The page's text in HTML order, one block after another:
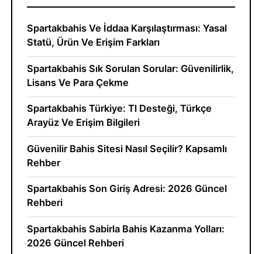
Spartakbahis Ve İddaa Karşılaştırması: Yasal
Statü, Ürün Ve Erişim Farkları
Spartakbahis Sık Sorulan Sorular: Güvenilirlik,
Lisans Ve Para Çekme
Spartakbahis Türkiye: Tl Desteği, Türkçe
Arayüz Ve Erişim Bilgileri
Güvenilir Bahis Sitesi Nasıl Seçilir? Kapsamlı
Rehber
Spartakbahis Son Giriş Adresi: 2026 Güncel
Rehberi
Spartakbahis Sabirla Bahis Kazanma Yolları:
2026 Güncel Rehberi